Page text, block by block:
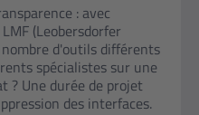
: avec
(Leobersdorfer
d'outils différents
spécialistes sur une
? Une durée de projet
des interfaces.